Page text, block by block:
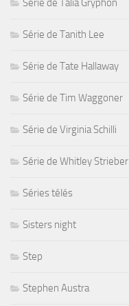
Série de Talia Gryphon
Série de Tanith Lee
Série de Tate Hallaway
Série de Tim Waggoner
Série de Virginia Schilli
Série de Whitley Strieber
Séries télés
Sisters night
Step
Stephen Austra